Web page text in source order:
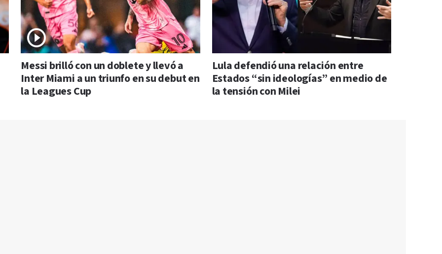
Messi brilló con un doblete y llevó a
Inter Miami a un triunfo en su debut en
la Leagues Cup
Lula defendió una relación entre
Estados “sin ideologías” en medio de
la tensión con Milei